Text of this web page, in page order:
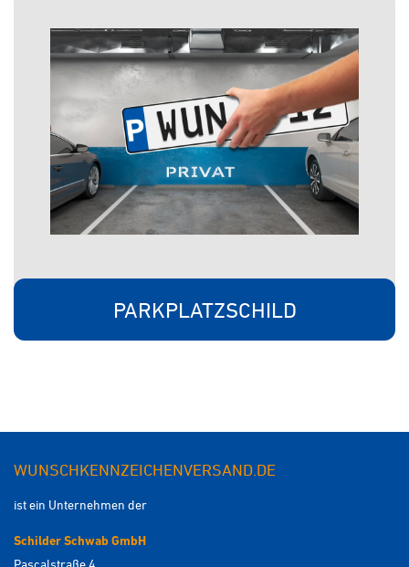
PARKPLATZSCHILD
WUNSCHKENNZEICHENVERSAND.DE
ist ein Unternehmen der
Schilder Schwab GmbH
Pascalstraße 4